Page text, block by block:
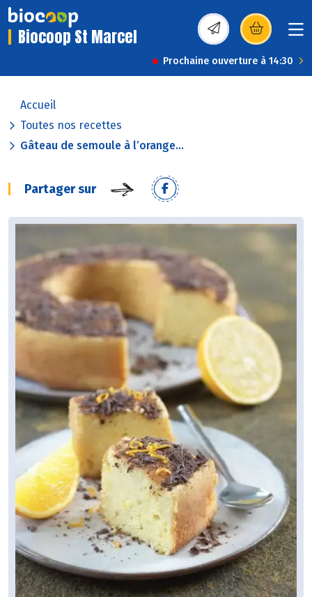
Biocoop St Marcel (s’ouvre dans une
Prochaine ouverture à 14:30
Accueil
Toutes nos recettes
Gâteau de semoule à l’orange...
Partager sur